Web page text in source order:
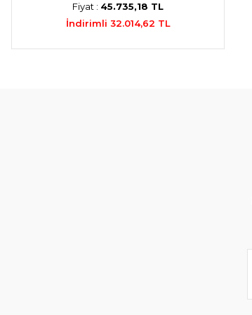
Fiyat : 45.735,18 TL
İndirimli 32.014,62 TL